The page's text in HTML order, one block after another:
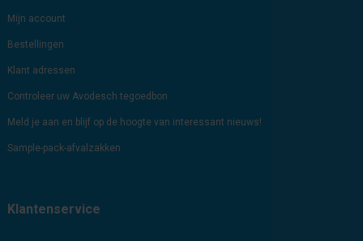
Mijn account
Bestellingen
Klant adressen
Controleer uw Avodesch tegoedbon
Meld je aan en blijf op de hoogte van interessant nieuws!
Sample-pack-afvalzakken
Klantenservice